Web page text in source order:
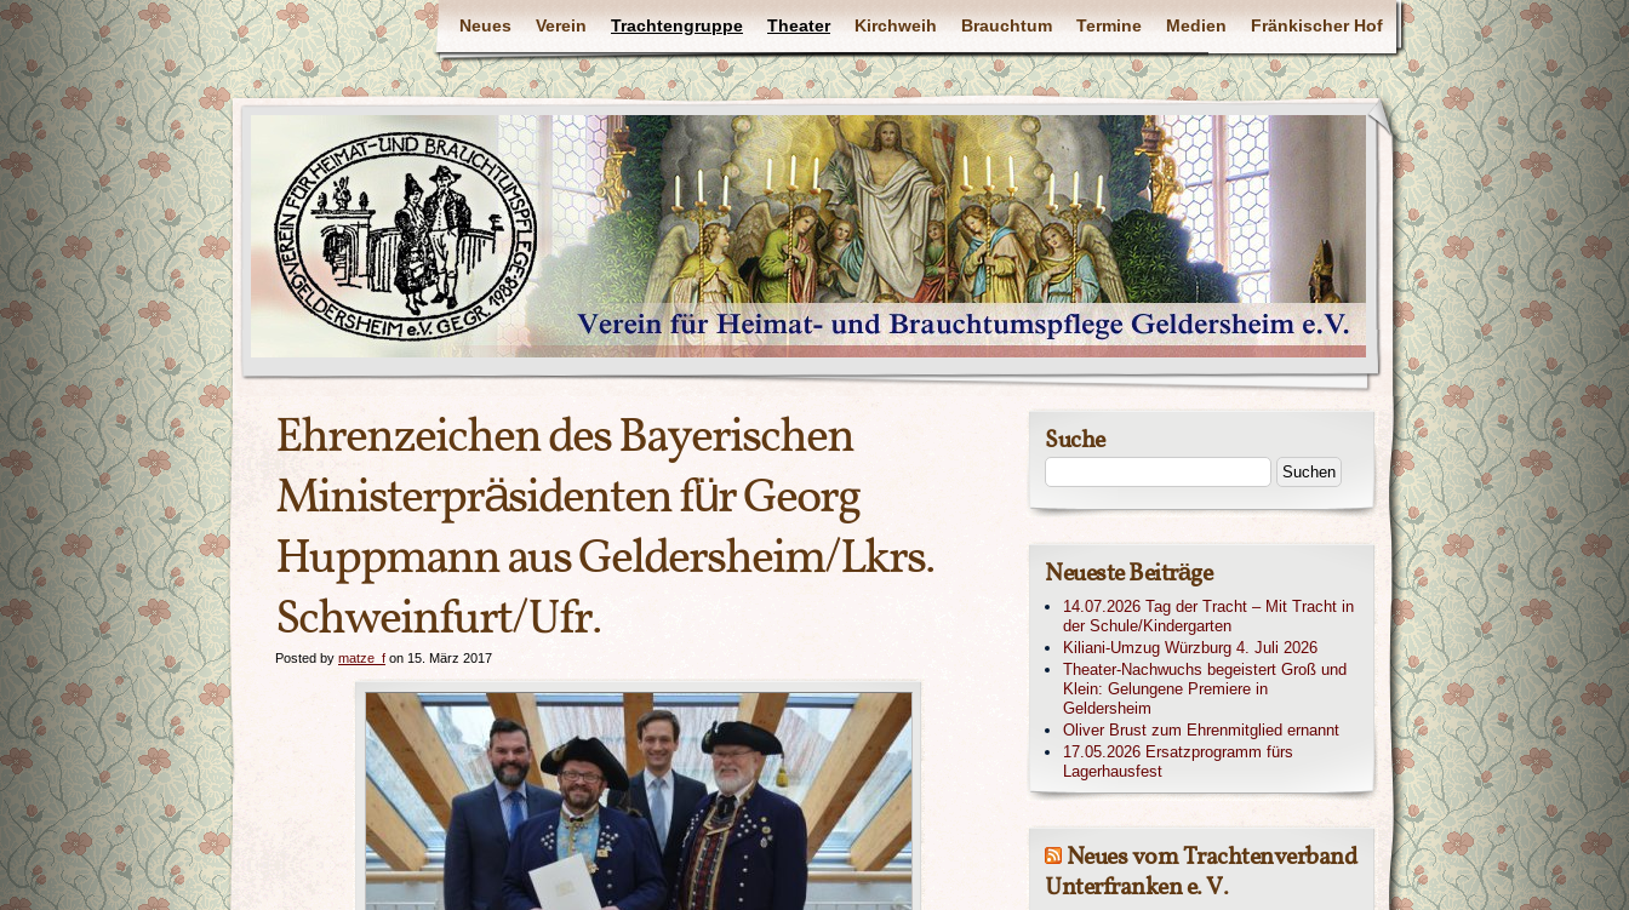
Neues Verein Trachtengruppe Theater Kirchweih Brauchtum Termine Medien Fränkischer Hof
Ehrenzeichen des Bayerischen
Ministerpräsidenten für Georg
Huppmann aus Geldersheim/Lkrs.
Schweinfurt/Ufr.
Posted by matze_f on 15. März 2017
Suche
Neueste Beiträge
14.07.2026 Tag der Tracht – Mit Tracht in
der Schule/Kindergarten
Kiliani-Umzug Würzburg 4. Juli 2026
Theater-Nachwuchs begeistert Groß und
Klein: Gelungene Premiere in
Geldersheim
Oliver Brust zum Ehrenmitglied ernannt
17.05.2026 Ersatzprogramm fürs
Lagerhausfest
Neues vom Trachtenverband
Unterfranken e. V.